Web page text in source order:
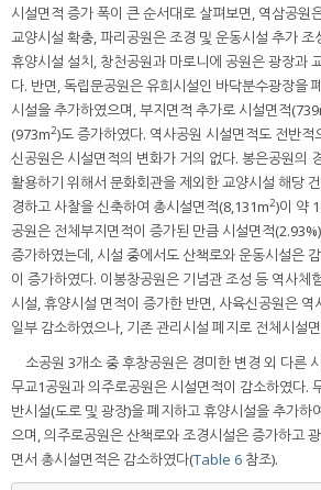
시설면적 증가 폭이 큰 순서대로 살펴보면, 역삼공원
교양시설 확충, 파리공원은 조경 및 운동시설 추가 조
휴양시설 설치, 창천공원과 마로니에 공원은 광장과
다. 반면, 독립문공원은 유희시설인 바닥분수광장을
시설을 추가하였으며, 부지면적 추가로 시설면적
(973m2)도 증가하였다. 역사공원 시설면적도 전반
신공원은 시설면적의 변화가 거의 없다. 봉은공원의
활용하기 위해서 문화회관을 제외한 교양시설 해당
경하고 사찰을 신축하여 총시설면적(8,131m2)이 약
공원은 전체부지면적이 증가된 만큼 시설면적
증가하였는데, 시설 중에서도 산책로와 운동시설은
이 증가하였다. 이봉창공원은 기념관 조성 등 역사체
시설, 휴양시설 면적이 증가한 반면, 사육신공원은
일부 감소하였으나, 기존 관리시설 폐지로 전체시설
소공원 3개소 중 후창공원은 경미한 변경 외 다른
무교1공원과 의주로공원은 시설면적이 감소하였다.
반시설(도로 및 광장)을 폐지하고 휴양시설을 추가하
으며, 의주로공원은 산책로와 조경시설은 증가하고
면서 총시설면적은 감소하였다(Table 6 참조).